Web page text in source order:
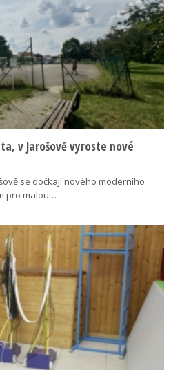
v Jarošově vyroste nové
se dočkají nového moderního
pro malou…